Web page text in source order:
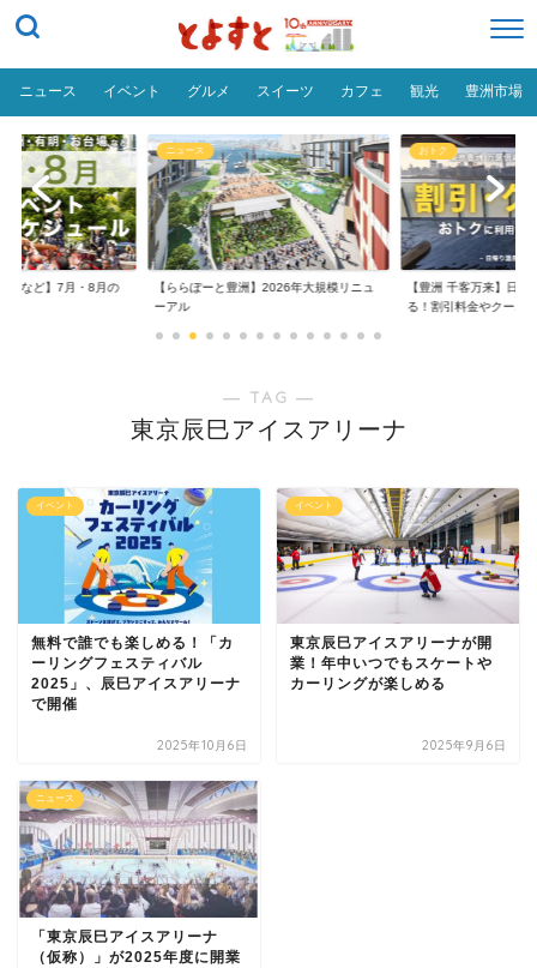
ニュース イベント グルメ スイーツ カフェ 観光 豊洲市場
場など】7月・8月の
ニュース
【ららぽーと豊洲】2026年大規模リニュ
ーアル
おトク
【豊洲 千客万来】日帰
る！割引料金やクーポ...
― TAG ―
東京辰巳アイスアリーナ
イベント
無料で誰でも楽しめる！「カ
ーリングフェスティバル
2025」、辰巳アイスアリーナ
で開催
2025年10月6日
イベント
東京辰巳アイスアリーナが開
業！年中いつでもスケートや
カーリングが楽しめる
2025年9月6日
ニュース
「東京辰巳アイスアリーナ
（仮称）」が2025年度に開業